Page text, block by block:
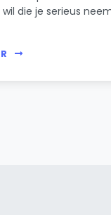
die je serieus